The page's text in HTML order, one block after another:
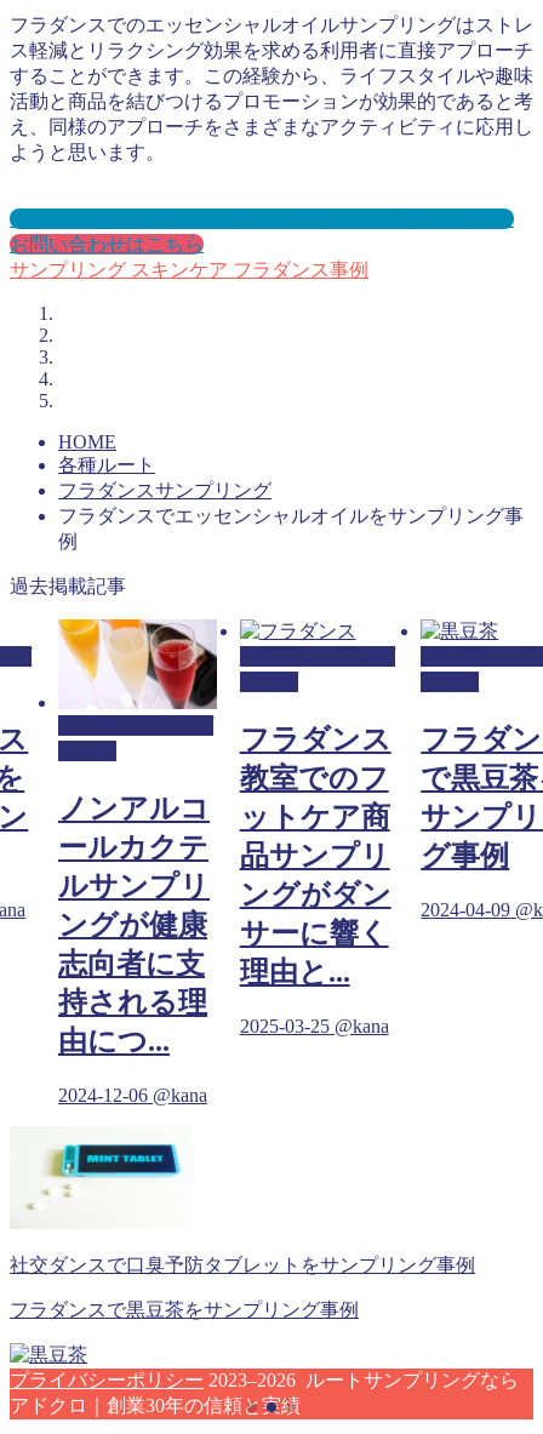
フラダンスでのエッセンシャルオイルサンプリングはストレ
ス軽減とリラクシング効果を求める利用者に直接アプローチ
することができます。この経験から、ライフスタイルや趣味
活動と商品を結びつけるプロモーションが効果的であると考
え、同様のアプローチをさまざまなアクティビティに応用し
ようと思います。
フラダンスサンプリングとは？メリット３選と事例を紹介
お問い合わせはこちら
サンプリング スキンケア フラダンス事例
HOME
各種ルート
フラダンスサンプリング
フラダンスでエッセンシャルオイルをサンプリング事
例
過去掲載記事
プ
ノンアルコ
ールカクテ
ルサンプリ
ングが健康
志向者に支
持される理
由につ...
2024-12-06 @kana
フラダンス
教室でのフ
ットケア商
品サンプリ
ングがダン
サーに響く
理由と...
2025-03-25 @kana
フラダ
で黒豆
サンプ
グ事例
2024-04-09
社交ダンスで口臭予防タブレットをサンプリング事例
フラダンスで黒豆茶をサンプリング事例
プライバシーポリシー 2023–2026 ルートサンプリングなら
アドクロ｜創業30年の信頼と実績